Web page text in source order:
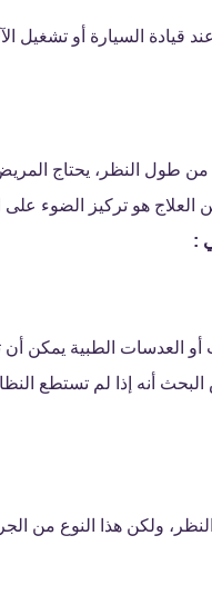
السيارة أو تشغيل
من طول النظر، يحتاج
هو تركيز الضوء
:
أو العدسات الطبية يمكن
أنه إذا لم تستطع
ولكن هذا النوع من